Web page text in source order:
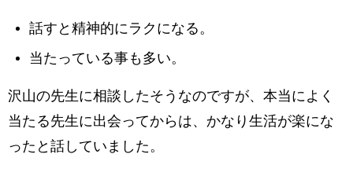
話すと精神的にラクになる。
当たっている事も多い。
沢山の先生に相談したそうなのですが、本当によく
当たる先生に出会ってからは、かなり生活が楽にな
ったと話していました。